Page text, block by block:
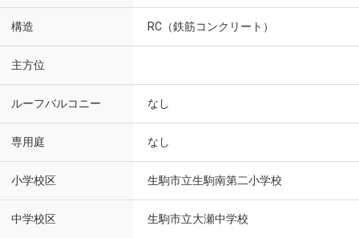
構造 RC（鉄筋コンクリート）
主方位
ルーフバルコニー なし
専用庭 なし
小学校区 生駒市立生駒南第二小学校
中学校区 生駒市立大瀬中学校